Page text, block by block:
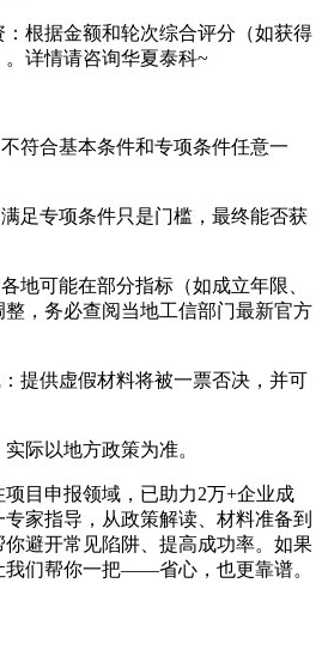
根据金额和轮次综合评分（如获得
详情请咨询华夏泰科~
合基本条件和专项条件任意一
专项条件只是门槛，最终能否获
可能在部分指标（如成立年限、
，务必查阅当地工信部门最新官方
供虚假材料将被一票否决，并可
以地方政策为准。
目申报领域，已助力2万+企业成
家指导，从政策解读、材料准备到
避开常见陷阱、提高成功率。如果
我们帮你一把——省心，也更靠谱。